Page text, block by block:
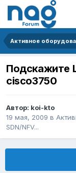
Подскажите
cisco3750
Автор: koi-kto
19 мая, 2009 в
SDN/NFV...